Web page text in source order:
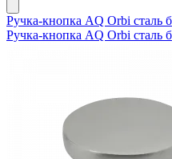
Ручка-кнопка AQ Orbi сталь
Ручка-кнопка AQ Orbi сталь